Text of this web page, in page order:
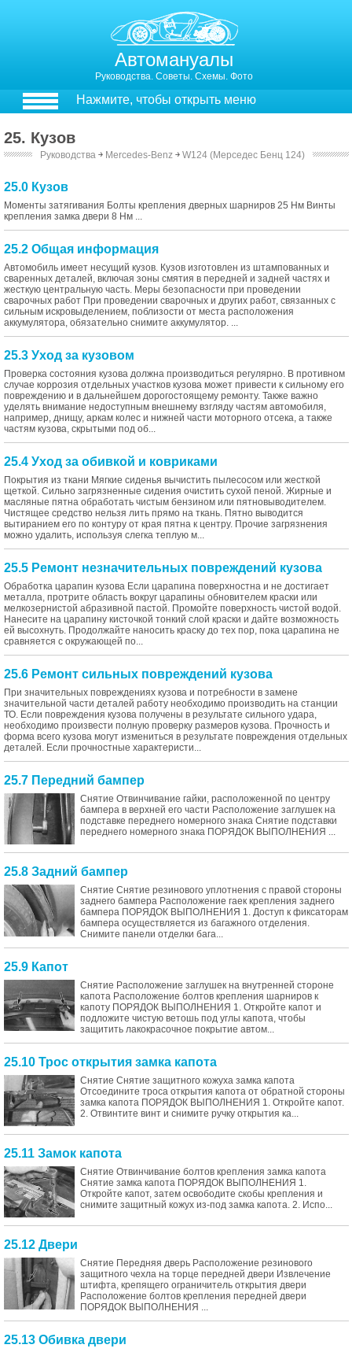
Автомануалы
Руководства. Советы. Схемы. Фото
Нажмите, чтобы открыть меню
25. Кузов
Руководства ￫ Mercedes-Benz ￫ W124 (Мерседес Бенц 124)
25.0 Кузов
Моменты затягивания Болты крепления дверных шарниров 25 Нм Винты
крепления замка двери 8 Нм ...
25.2 Общая информация
Автомобиль имеет несущий кузов. Кузов изготовлен из штампованных и
сваренных деталей, включая зоны смятия в передней и задней частях и
жесткую центральную часть. Меры безопасности при проведении
сварочных работ При проведении сварочных и других работ, связанных с
сильным искровыделением, поблизости от места расположения
аккумулятора, обязательно снимите аккумулятор. ...
25.3 Уход за кузовом
Проверка состояния кузова должна производиться регулярно. В противном
случае коррозия отдельных участков кузова может привести к сильному его
повреждению и в дальнейшем дорогостоящему ремонту. Также важно
уделять внимание недоступным внешнему взгляду частям автомобиля,
например, днищу, аркам колес и нижней части моторного отсека, а также
частям кузова, скрытыми под об...
25.4 Уход за обивкой и ковриками
Покрытия из ткани Мягкие сиденья вычистить пылесосом или жесткой
щеткой. Сильно загрязненные сидения очистить сухой пеной. Жирные и
масляные пятна обработать чистым бензином или пятновыводителем.
Чистящее средство нельзя лить прямо на ткань. Пятно выводится
вытиранием его по контуру от края пятна к центру. Прочие загрязнения
можно удалить, используя слегка теплую м...
25.5 Ремонт незначительных повреждений кузова
Обработка царапин кузова Если царапина поверхностна и не достигает
металла, протрите область вокруг царапины обновителем краски или
мелкозернистой абразивной пастой. Промойте поверхность чистой водой.
Нанесите на царапину кисточкой тонкий слой краски и дайте возможность
ей высохнуть. Продолжайте наносить краску до тех пор, пока царапина не
сравняется с окружающей по...
25.6 Ремонт сильных повреждений кузова
При значительных повреждениях кузова и потребности в замене
значительной части деталей работу необходимо производить на станции
ТО. Если повреждения кузова получены в результате сильного удара,
необходимо произвести полную проверку размеров кузова. Прочность и
форма всего кузова могут измениться в результате повреждения отдельных
деталей. Если прочностные характеристи...
25.7 Передний бампер
Снятие Отвинчивание гайки, расположенной по центру
бампера в верхней его части Расположение заглушек на
подставке переднего номерного знака Снятие подставки
переднего номерного знака ПОРЯДОК ВЫПОЛНЕНИЯ ...
25.8 Задний бампер
Снятие Снятие резинового уплотнения с правой стороны
заднего бампера Расположение гаек крепления заднего
бампера ПОРЯДОК ВЫПОЛНЕНИЯ 1. Доступ к фиксаторам
бампера осуществляется из багажного отделения.
Снимите панели отделки бага...
25.9 Капот
Снятие Расположение заглушек на внутренней стороне
капота Расположение болтов крепления шарниров к
капоту ПОРЯДОК ВЫПОЛНЕНИЯ 1. Откройте капот и
подложите чистую ветошь под углы капота, чтобы
защитить лакокрасочное покрытие автом...
25.10 Трос открытия замка капота
Снятие Снятие защитного кожуха замка капота
Отсоедините троса открытия капота от обратной стороны
замка капота ПОРЯДОК ВЫПОЛНЕНИЯ 1. Откройте капот.
2. Отвинтите винт и снимите ручку открытия ка...
25.11 Замок капота
Снятие Отвинчивание болтов крепления замка капота
Снятие замка капота ПОРЯДОК ВЫПОЛНЕНИЯ 1.
Откройте капот, затем освободите скобы крепления и
снимите защитный кожух из-под замка капота. 2. Испо...
25.12 Двери
Снятие Передняя дверь Расположение резинового
защитного чехла на торце передней двери Извлечение
штифта, крепящего ограничитель открытия двери
Расположение болтов крепления передней двери
ПОРЯДОК ВЫПОЛНЕНИЯ ...
25.13 Обивка двери